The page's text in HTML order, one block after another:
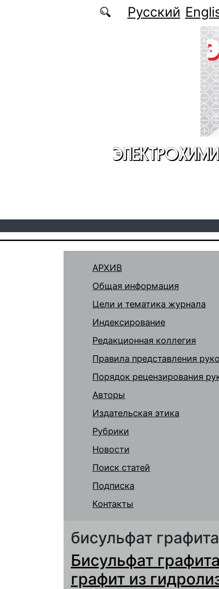
Перейти к основному содержаниюРусский
АРХИВ
Общая информация
Цели и тематика журнала
Индексирование
Редакционная коллегия
Правила представления
Порядок рецензирования
Авторы
Издательская этика
Рубрики
Новости
Поиск статей
Подписка
Контакты
бисульфат графита
Бисульфат
графит из